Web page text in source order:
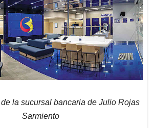
la sucursal bancaria de Julio Rojas
Sarmiento